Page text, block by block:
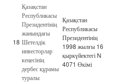
18
Қазақстан
Республикасы
Президентінің
жанындағы
Шетелдік
инвесторлар
кеңесінің
дербес құрамы
туралы
Қазақстан
Республикасы
Президентінің
1998 жылғы 16
қыркүйектегі N
4071 Өкімі